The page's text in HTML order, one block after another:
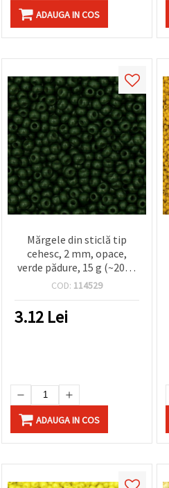
ADAUGA IN COS
Mărgele din sticlă tip
cehesc, 2 mm, opace,
verde pădure, 15 g (~2050
buc.)
COD: 114529
3.12 Lei
ADAUGA IN COS